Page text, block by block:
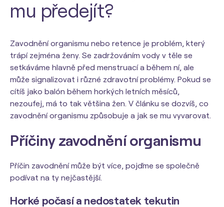
mu předejít?
Zavodnění organismu nebo retence je problém, který
trápí zejména ženy. Se zadržováním vody v těle se
setkáváme hlavně před menstruací a během ní, ale
může signalizovat i různé zdravotní problémy. Pokud se
cítíš jako balón během horkých letních měsíců,
nezoufej, má to tak většina žen. V článku se dozvíš, co
zavodnění organismu způsobuje a jak se mu vyvarovat.
Příčiny zavodnění organismu
Příčin zavodnění může být více, pojďme se společně
podívat na ty nejčastější.
Horké počasí a nedostatek tekutin